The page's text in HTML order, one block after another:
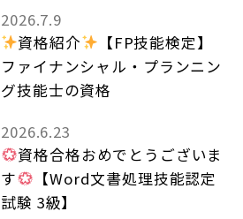
2026.7.9
資格紹介
【FP技能検定】
ファイナンシャル・プランニン
グ技能士の資格
2026.6.23
資格合格おめでとうございま
す
【Word文書処理技能認定
試験 3級】